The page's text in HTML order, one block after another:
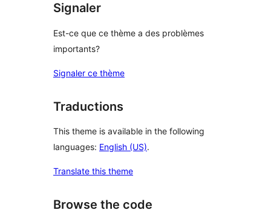
Signaler
Est-ce que ce thème a des problèmes
importants?
Signaler ce thème
Traductions
This theme is available in the following
languages: English (US).
Translate this theme
Browse the code